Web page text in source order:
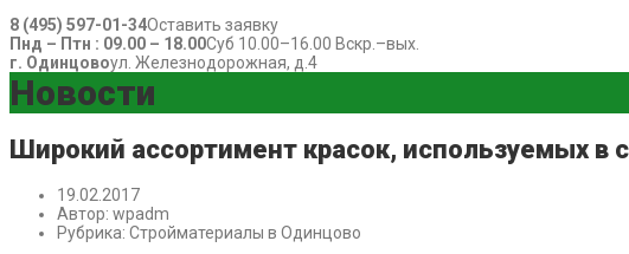
8 (495) 597-01-34Оставить заявку
Пнд – Птн : 09.00 – 18.00Суб 10.00–16.00 Вскр.–вых.
г. Одинцовоул. Железнодорожная, д.4
Новости
Широкий ассортимент красок, используемых в
19.02.2017
Автор: wpadm
Рубрика: Стройматериалы в Одинцово